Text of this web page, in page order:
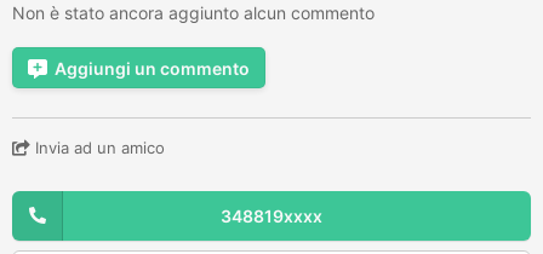
Non è stato ancora aggiunto alcun commento
Aggiungi un commento
Invia ad un amico
348819xxxx